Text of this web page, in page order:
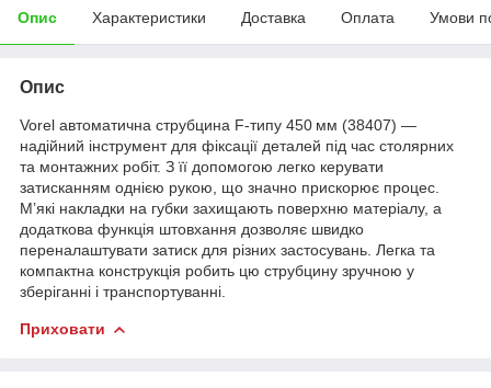
Опис Характеристики Доставка Оплата Умови
Опис
Vorel автоматична струбцина F‑типу 450 мм (38407) —
надійний інструмент для фіксації деталей під час столярних
та монтажних робіт. З її допомогою легко керувати
затисканням однією рукою, що значно прискорює процес.
М’які накладки на губки захищають поверхню матеріалу, а
додаткова функція штовхання дозволяє швидко
переналаштувати затиск для різних застосувань. Легка та
компактна конструкція робить цю струбцину зручною у
зберіганні і транспортуванні.
Приховати